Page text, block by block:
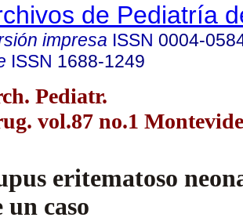
de Pediatría
impresa ISSN 0004-
ISSN 1688-1249
Pediatr.
vol.87 no.1
eritematoso
un caso